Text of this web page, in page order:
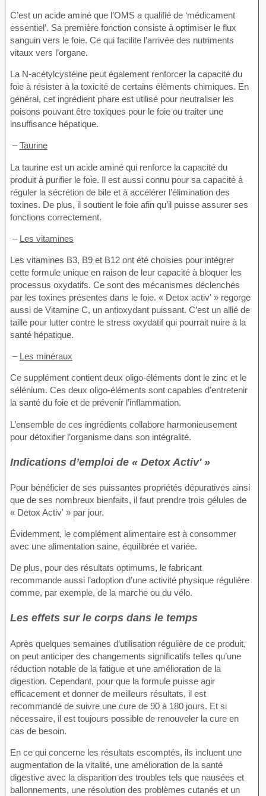
C’est un acide aminé que l’OMS a qualifié de ‘médicament
essentiel’. Sa première fonction consiste à optimiser le flux
sanguin vers le foie. Ce qui facilite l’arrivée des nutriments
vitaux vers l’organe.
La N-acétylcystéine peut également renforcer la capacité du
foie à résister à la toxicité de certains éléments chimiques. En
général, cet ingrédient phare est utilisé pour neutraliser les
poisons pouvant être toxiques pour le foie ou traiter une
insuffisance hépatique.
–Taurine
La taurine est un acide aminé qui renforce la capacité du
produit à purifier le foie. Il est aussi connu pour sa capacité à
réguler la sécrétion de bile et à accélérer l’élimination des
toxines. De plus, il soutient le foie afin qu’il puisse assurer ses
fonctions correctement.
– Les vitamines
Les vitamines B3, B9 et B12 ont été choisies pour intégrer
cette formule unique en raison de leur capacité à bloquer les
processus oxydatifs. Ce sont des mécanismes déclenchés
par les toxines présentes dans le foie. « Detox activ' » regorge
aussi de Vitamine C, un antioxydant puissant. C’est un allié de
taille pour lutter contre le stress oxydatif qui pourrait nuire à la
santé hépatique.
– Les minéraux
Ce supplément contient deux oligo-éléments dont le zinc et le
sélénium. Ces deux oligo-éléments sont capables d’entretenir
la santé du foie et de prévenir l’inflammation.
L’ensemble de ces ingrédients collabore harmonieusement
pour détoxifier l’organisme dans son intégralité.
Indications d’emploi de « Detox Activ' »
Pour bénéficier de ses puissantes propriétés dépuratives ainsi
que de ses nombreux bienfaits, il faut prendre trois gélules de
« Detox Activ' » par jour.
Évidemment, le complément alimentaire est à consommer
avec une alimentation saine, équilibrée et variée.
De plus, pour des résultats optimums, le fabricant
recommande aussi l’adoption d’une activité physique régulière
comme, par exemple, de la marche ou du vélo.
Les effets sur le corps dans le temps
Après quelques semaines d’utilisation régulière de ce produit,
on peut anticiper des changements significatifs telles qu’une
réduction notable de la fatigue et une amélioration de la
digestion. Cependant, pour que la formule puisse agir
efficacement et donner de meilleurs résultats, il est
recommandé de suivre une cure de 90 à 180 jours. Et si
nécessaire, il est toujours possible de renouveler la cure en
cas de besoin.
En ce qui concerne les résultats escomptés, ils incluent une
augmentation de la vitalité, une amélioration de la santé
digestive avec la disparition des troubles tels que nausées et
ballonnements, une résolution des problèmes cutanés et un